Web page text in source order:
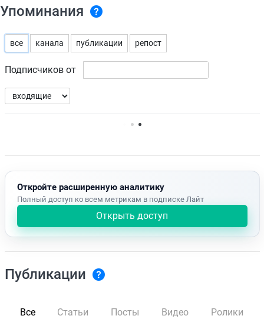
Упоминания
все канала публикации репост
Подписчиков от
Нет доступных упоминаний.
Откройте расширенную аналитику
Полный доступ ко всем метрикам в подписке Лайт
Открыть доступ
Публикации
Все Статьи Посты Видео Ролики